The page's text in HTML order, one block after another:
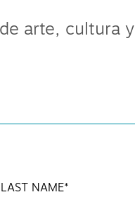
arte, cultura y
LAST NAME*